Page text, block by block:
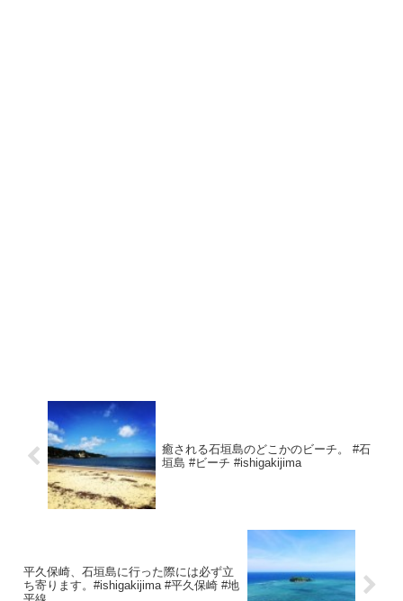
癒される石垣島のどこかのビーチ。 #石
垣島 #ビーチ #ishigakijima
平久保崎、石垣島に行った際には必ず立
ち寄ります。#ishigakijima #平久保崎 #地